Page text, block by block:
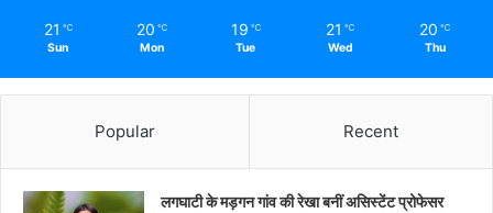
21 ℃
Sun
20 ℃
Mon
19 ℃
Tue
21 ℃
Wed
20 ℃
Thu
Popular Recent
लगघाटी के मड़गन गांव की रेखा बनीं असिस्टेंट प्रोफेसर